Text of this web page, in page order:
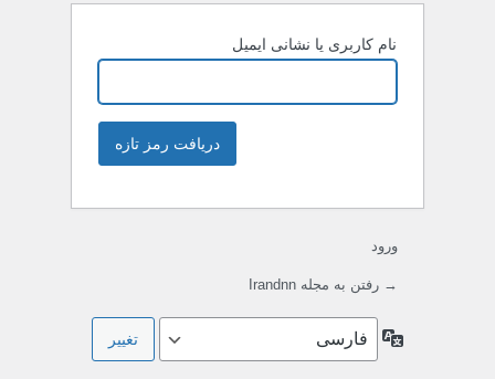
نام کاربری یا نشانی ایمیل
ورود
→ رفتن به مجله Irandnn
زبان